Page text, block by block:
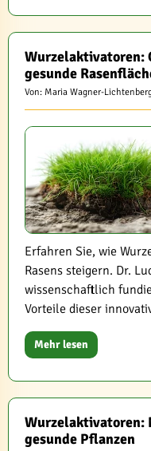
Wurzelaktivatoren:
gesunde
Von: Maria Wagner-
Erfahren Sie, wie
Rasens steigern. Dr.
wissenschaftlich
Vorteile dieser
Mehr lesen
gesunde Pflanzen